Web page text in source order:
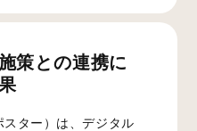
策との連携に
ター）は、デジタル